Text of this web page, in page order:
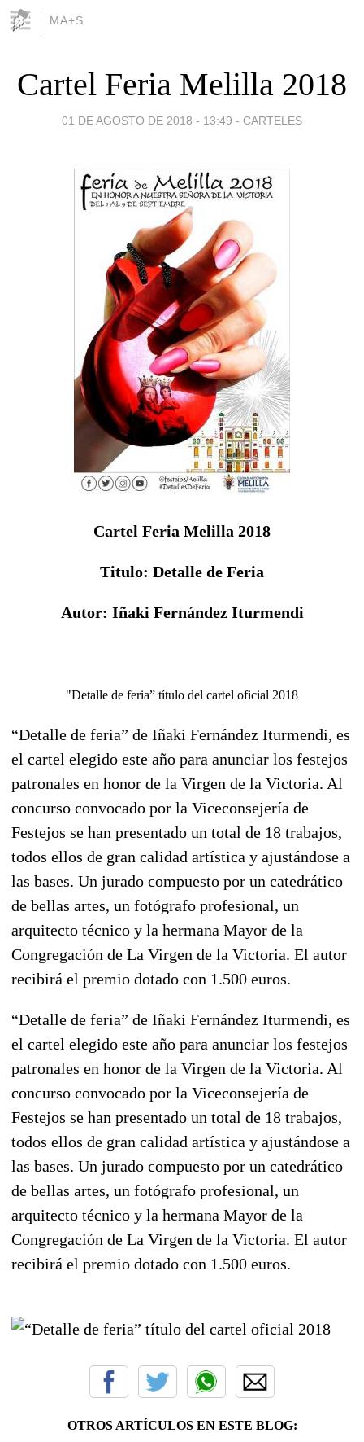
MA+S
Cartel Feria Melilla 2018
01 DE AGOSTO DE 2018 - 13:49 - CARTELES
Cartel Feria Melilla 2018
Titulo: Detalle de Feria
Autor: Iñaki Fernández Iturmendi
"Detalle de feria” título del cartel oficial 2018
“Detalle de feria” de Iñaki Fernández Iturmendi, es
el cartel elegido este año para anunciar los festejos
patronales en honor de la Virgen de la Victoria. Al
concurso convocado por la Viceconsejería de
Festejos se han presentado un total de 18 trabajos,
todos ellos de gran calidad artística y ajustándose a
las bases. Un jurado compuesto por un catedrático
de bellas artes, un fotógrafo profesional, un
arquitecto técnico y la hermana Mayor de la
Congregación de La Virgen de la Victoria. El autor
recibirá el premio dotado con 1.500 euros.
“Detalle de feria” de Iñaki Fernández Iturmendi, es
el cartel elegido este año para anunciar los festejos
patronales en honor de la Virgen de la Victoria. Al
concurso convocado por la Viceconsejería de
Festejos se han presentado un total de 18 trabajos,
todos ellos de gran calidad artística y ajustándose a
las bases. Un jurado compuesto por un catedrático
de bellas artes, un fotógrafo profesional, un
arquitecto técnico y la hermana Mayor de la
Congregación de La Virgen de la Victoria. El autor
recibirá el premio dotado con 1.500 euros.
OTROS ARTÍCULOS EN ESTE BLOG: